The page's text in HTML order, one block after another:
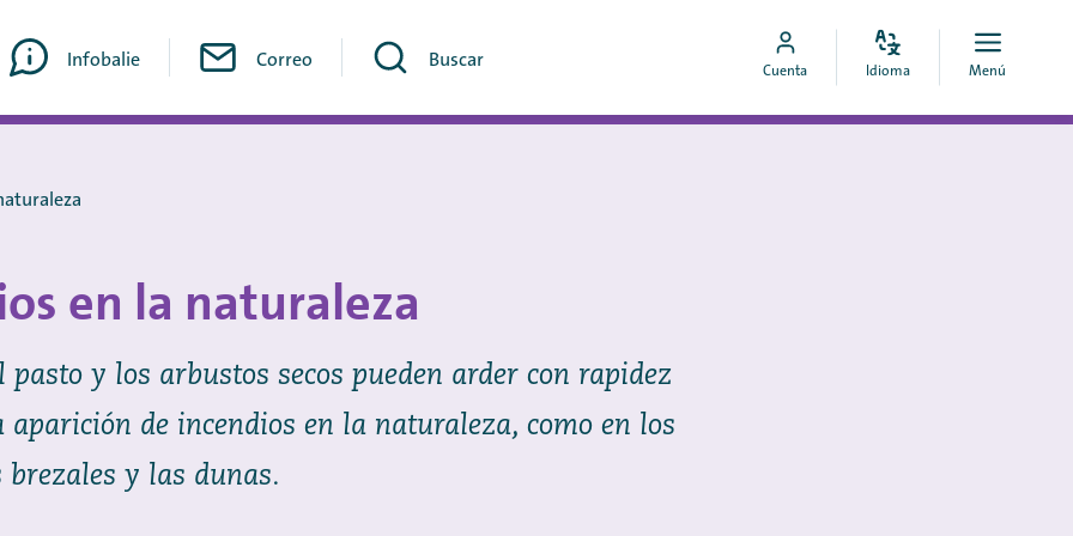
Infobalie Correo Buscar
Ir
a
Cuenta
Configura
idioma
Idioma
Menú
Menú
en la naturaleza
pasto y los arbustos secos pueden arder con rapidez
de incendios en la naturaleza, como en los
brezales y las dunas.